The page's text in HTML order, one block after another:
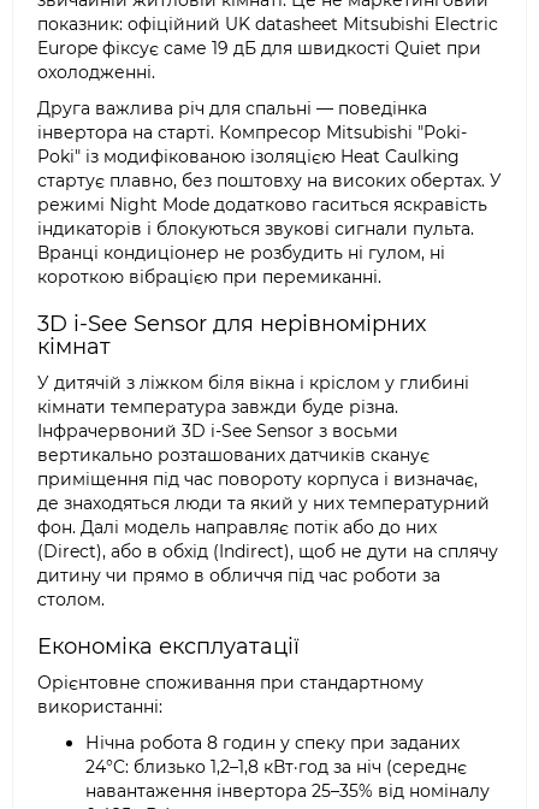
показник: офіційний UK datasheet Mitsubishi Electric
Europe фіксує саме 19 дБ для швидкості Quiet при
охолодженні.
Друга важлива річ для спальні — поведінка
інвертора на старті. Компресор Mitsubishi "Poki-
Poki" із модифікованою ізоляцією Heat Caulking
стартує плавно, без поштовху на високих обертах. У
режимі Night Mode додатково гаситься яскравість
індикаторів і блокуються звукові сигнали пульта.
Вранці кондиціонер не розбудить ні гулом, ні
короткою вібрацією при перемиканні.
3D i-See Sensor для нерівномірних
кімнат
У дитячій з ліжком біля вікна і кріслом у глибині
кімнати температура завжди буде різна.
Інфрачервоний 3D i-See Sensor з восьми
вертикально розташованих датчиків сканує
приміщення під час повороту корпуса і визначає,
де знаходяться люди та який у них температурний
фон. Далі модель направляє потік або до них
(Direct), або в обхід (Indirect), щоб не дути на сплячу
дитину чи прямо в обличчя під час роботи за
столом.
Економіка експлуатації
Орієнтовне споживання при стандартному
використанні:
Нічна робота 8 годин у спеку при заданих
24°C: близько 1,2–1,8 кВт·год за ніч (середнє
навантаження інвертора 25–35% від номіналу